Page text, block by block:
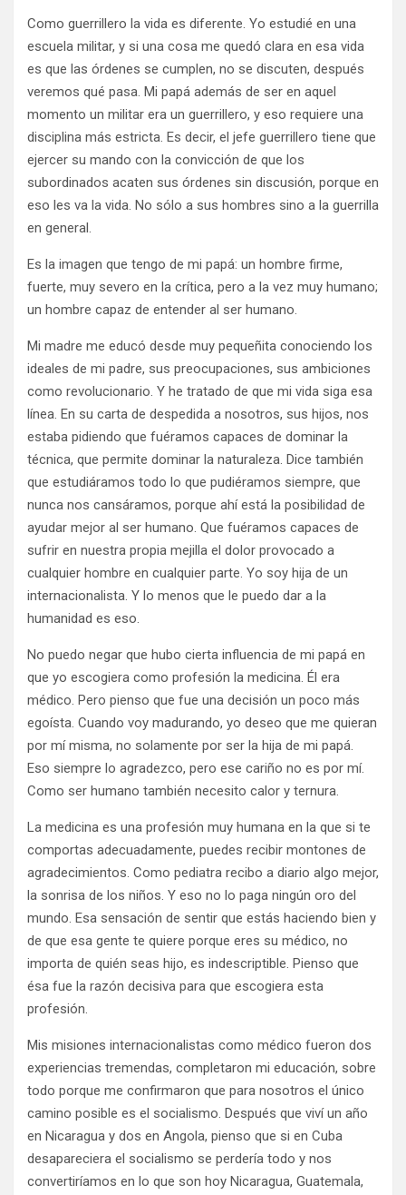
Como guerrillero la vida es diferente. Yo estudié en una
escuela militar, y si una cosa me quedó clara en esa vida
es que las órdenes se cumplen, no se discuten, después
veremos qué pasa. Mi papá además de ser en aquel
momento un militar era un guerrillero, y eso requiere una
disciplina más estricta. Es decir, el jefe guerrillero tiene que
ejercer su mando con la convicción de que los
subordinados acaten sus órdenes sin discusión, porque en
eso les va la vida. No sólo a sus hombres sino a la guerrilla
en general.
Es la imagen que tengo de mi papá: un hombre firme,
fuerte, muy severo en la crítica, pero a la vez muy humano;
un hombre capaz de entender al ser humano.
Mi madre me educó desde muy pequeñita conociendo los
ideales de mi padre, sus preocupaciones, sus ambiciones
como revolucionario. Y he tratado de que mi vida siga esa
línea. En su carta de despedida a nosotros, sus hijos, nos
estaba pidiendo que fuéramos capaces de dominar la
técnica, que permite dominar la naturaleza. Dice también
que estudiáramos todo lo que pudiéramos siempre, que
nunca nos cansáramos, porque ahí está la posibilidad de
ayudar mejor al ser humano. Que fuéramos capaces de
sufrir en nuestra propia mejilla el dolor provocado a
cualquier hombre en cualquier parte. Yo soy hija de un
internacionalista. Y lo menos que le puedo dar a la
humanidad es eso.
No puedo negar que hubo cierta influencia de mi papá en
que yo escogiera como profesión la medicina. Él era
médico. Pero pienso que fue una decisión un poco más
egoísta. Cuando voy madurando, yo deseo que me quieran
por mí misma, no solamente por ser la hija de mi papá.
Eso siempre lo agradezco, pero ese cariño no es por mí.
Como ser humano también necesito calor y ternura.
La medicina es una profesión muy humana en la que si te
comportas adecuadamente, puedes recibir montones de
agradecimientos. Como pediatra recibo a diario algo mejor,
la sonrisa de los niños. Y eso no lo paga ningún oro del
mundo. Esa sensación de sentir que estás haciendo bien y
de que esa gente te quiere porque eres su médico, no
importa de quién seas hijo, es indescriptible. Pienso que
ésa fue la razón decisiva para que escogiera esta
profesión.
Mis misiones internacionalistas como médico fueron dos
experiencias tremendas, completaron mi educación, sobre
todo porque me confirmaron que para nosotros el único
camino posible es el socialismo. Después que viví un año
en Nicaragua y dos en Angola, pienso que si en Cuba
desapareciera el socialismo se perdería todo y nos
convertiríamos en lo que son hoy Nicaragua, Guatemala,